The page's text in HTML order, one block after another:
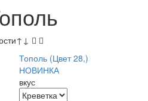
↑ ↓
Тополь (Цвет 28,)
НОВИНКА
вкус